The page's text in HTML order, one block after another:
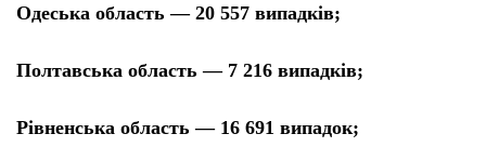
Одеська область — 20 557 випадків;
Полтавська область — 7 216 випадків;
Рівненська область — 16 691 випадок;